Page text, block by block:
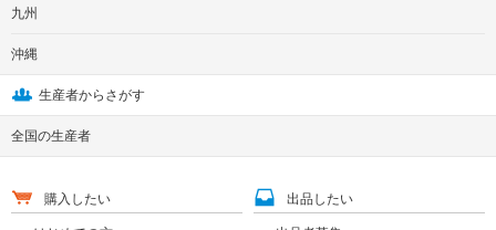
九州
沖縄
生産者からさがす
全国の生産者
購入したい 出品したい